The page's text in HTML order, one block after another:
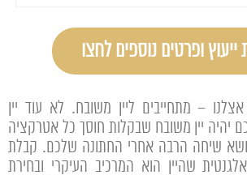
ופרטים נוספים לחצו
– מתחייבים ליין משובח. לא עוד יין
יהיה יין משובח שבקלות חוסך כל אטרקציה
שיחה הרבה אחרי החתונה שלכם. קבלת
שהיין הוא המרכיב העיקרי ובחירת